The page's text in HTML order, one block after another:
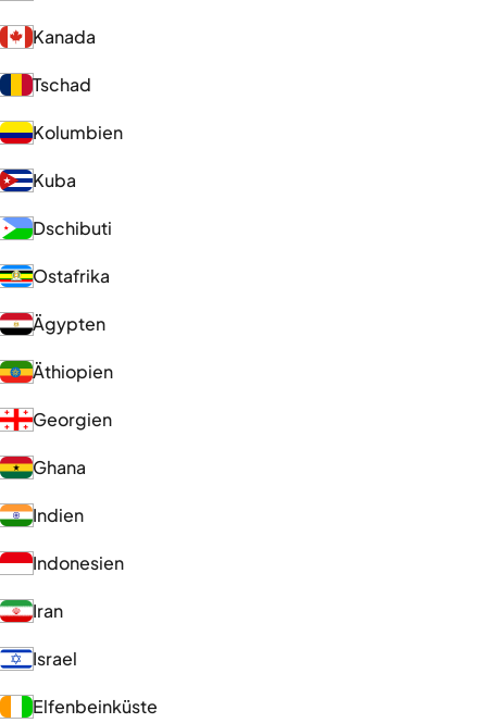
Kanada
Tschad
Kolumbien
Kuba
Dschibuti
Ostafrika
Ägypten
Äthiopien
Georgien
Ghana
Indien
Indonesien
Iran
Israel
Elfenbeinküste